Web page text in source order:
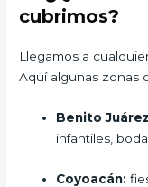
cubrimos?
Llegamos a
Aquí algunas zonas
Benito
infantiles,
Coyoacán: